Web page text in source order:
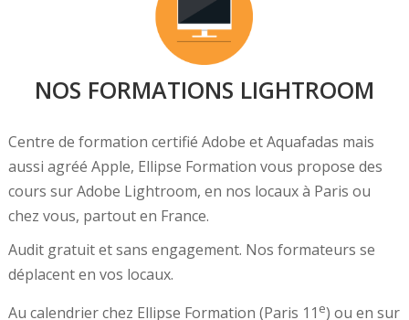
NOS FORMATIONS LIGHTROOM
Centre de formation certifié Adobe et Aquafadas mais
aussi agréé Apple, Ellipse Formation vous propose des
cours sur Adobe Lightroom, en nos locaux à Paris ou
chez vous, partout en France.
Audit gratuit et sans engagement. Nos formateurs se
déplacent en vos locaux.
Au calendrier chez Ellipse Formation (Paris 11 e) ou en sur